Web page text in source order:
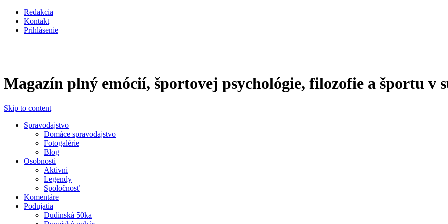
Перейти к основному содержанию
Redakcia
Kontakt
Prihlásenie
Magazín plný emócií, športovej psychológie, filozofie a športu v
Skip to content
Spravodajstvo
Domáce spravodajstvo
Fotogalérie
Blog
Osobnosti
Aktivni
Legendy
Spoločnosť
Komentáre
Podujatia
Dudinská 50ka